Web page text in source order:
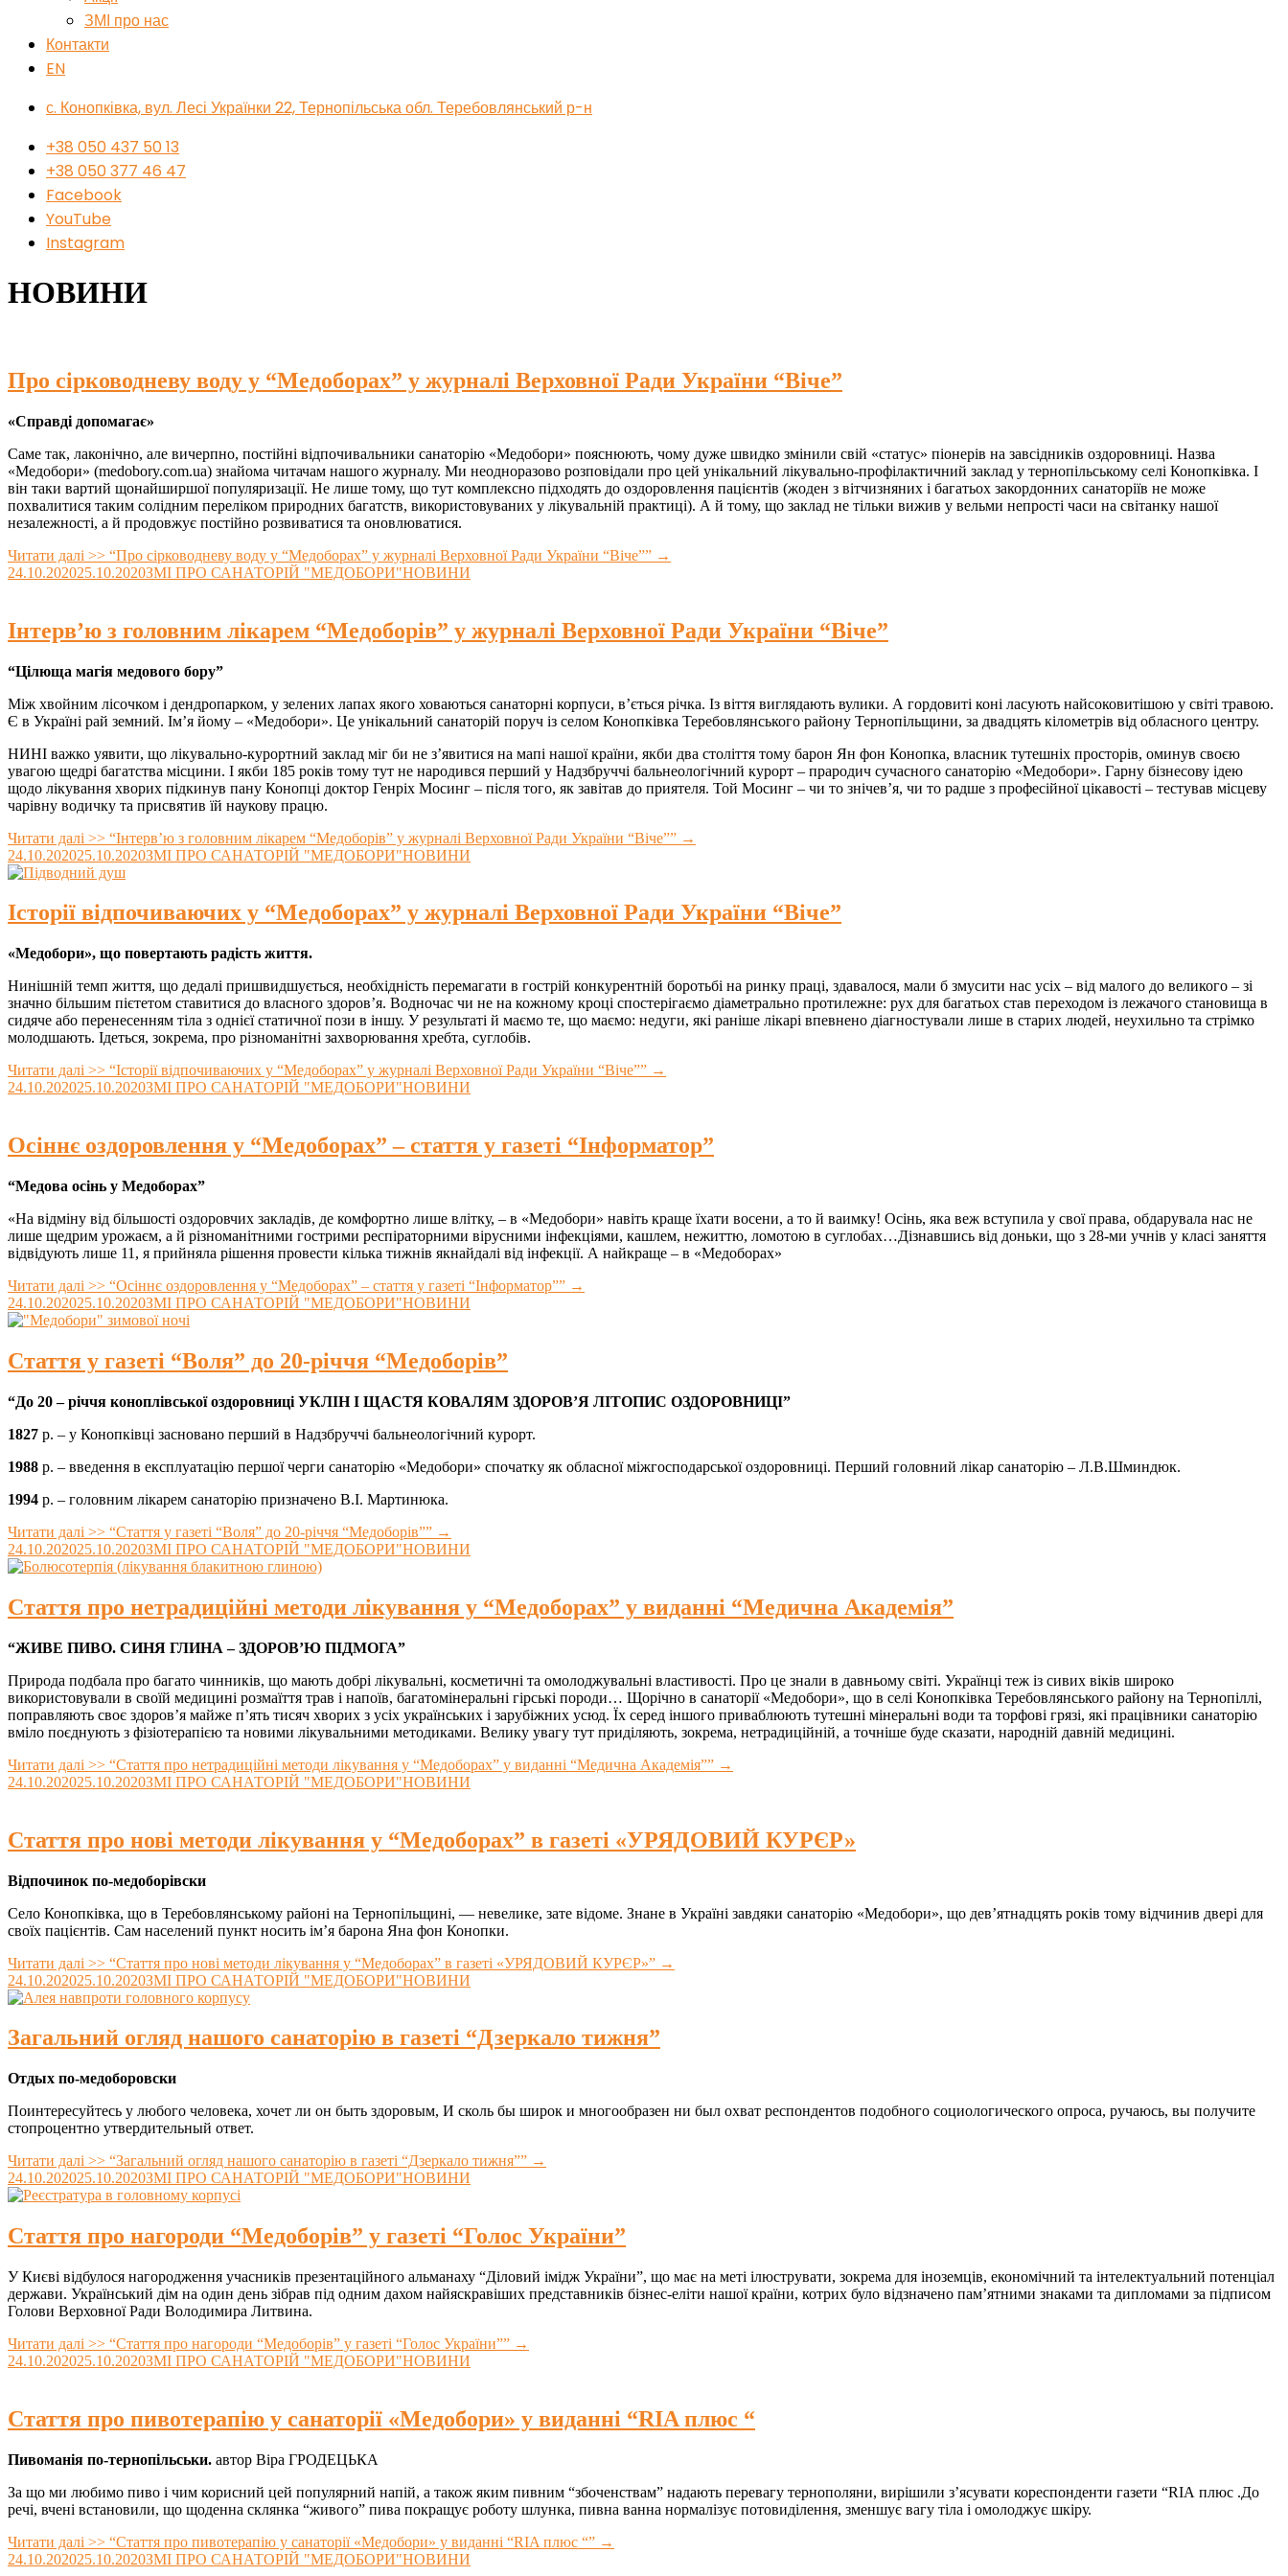
ЗМІ про нас
Контакти
EN
с. Конопківка, вул. Лесі Українки 22, Тернопільська обл. Теребовлянський р-н
+38 050 437 50 13
+38 050 377 46 47
Facebook
YouTube
Instagram
НОВИНИ
Про сірководневу воду у “Медоборах” у журналі Верховної Ради України “Віче”
«Справді допомагає»
Саме так, лаконічно, але вичерпно, постійні відпочивальники санаторію «Медобори» пояснюють, чому дуже швидко змінили свій «статус» піонерів на завсідників оздоровниці. Назва
«Медобори» (medobory.com.ua) знайома читачам нашого журналу. Ми неодноразово розповідали про цей унікальний лікувально-профілактичний заклад у тернопільському селі Конопківка. І
він таки вартий щонайширшої популяризації. Не лише тому, що тут комплексно підходять до оздоровлення пацієнтів (жоден з вітчизняних і багатьох закордонних санаторіїв не може
похвалитися таким солідним переліком природних багатств, використовуваних у лікувальній практиці). А й тому, що заклад не тільки вижив у вельми непрості часи на світанку нашої
незалежності, а й продовжує постійно розвиватися та оновлюватися.
Читати далі >> “Про сірководневу воду у “Медоборах” у журналі Верховної Ради України “Віче”” →
24.10.202025.10.2020ЗМІ ПРО САНАТОРІЙ "МЕДОБОРИ"НОВИНИ
Інтерв’ю з головним лікарем “Медоборів” у журналі Верховної Ради України “Віче”
“Цілюща магія медового бору”
Між хвойним лісочком і дендропарком, у зелених лапах якого ховаються санаторні корпуси, в’ється річка. Із віття виглядають вулики. А гордовиті коні ласують найсоковитішою у світі травою.
Є в Україні рай земний. Ім’я йому – «Медобори». Це унікальний санаторій поруч із селом Конопківка Теребовлянського району Тернопільщини, за двадцять кілометрів від обласного центру.
НИНІ важко уявити, що лікувально-курортний заклад міг би не з’явитися на мапі нашої країни, якби два століття тому барон Ян фон Конопка, власник тутешніх просторів, оминув своєю
увагою щедрі багатства місцини. І якби 185 років тому тут не народився перший у Надзбруччі бальнеологічний курорт – прародич сучасного санаторію «Медобори». Гарну бізнесову ідею
щодо лікування хворих підкинув пану Конопці доктор Генріх Мосинг – після того, як завітав до приятеля. Той Мосинг – чи то знічев’я, чи то радше з професійної цікавості – тестував місцеву
чарівну водичку та присвятив їй наукову працю.
Читати далі >> “Інтерв’ю з головним лікарем “Медоборів” у журналі Верховної Ради України “Віче”” →
24.10.202025.10.2020ЗМІ ПРО САНАТОРІЙ "МЕДОБОРИ"НОВИНИ
Історії відпочиваючих у “Медоборах” у журналі Верховної Ради України “Віче”
«Медобори», що повертають радість життя.
Нинішній темп життя, що дедалі пришвидшується, необхідність перемагати в гострій конкурентній боротьбі на ринку праці, здавалося, мали б змусити нас усіх – від малого до великого – зі
значно більшим пієтетом ставитися до власного здоров’я. Водночас чи не на кожному кроці спостерігаємо діаметрально протилежне: рух для багатьох став переходом із лежачого становища в
сидяче або перенесенням тіла з однієї статичної пози в іншу. У результаті й маємо те, що маємо: недуги, які раніше лікарі впевнено діагностували лише в старих людей, неухильно та стрімко
молодшають. Ідеться, зокрема, про різноманітні захворювання хребта, суглобів.
Читати далі >> “Історії відпочиваючих у “Медоборах” у журналі Верховної Ради України “Віче”” →
24.10.202025.10.2020ЗМІ ПРО САНАТОРІЙ "МЕДОБОРИ"НОВИНИ
Осіннє оздоровлення у “Медоборах” – стаття у газеті “Інформатор”
“Медова осінь у Медоборах”
«На відміну від більшості оздоровчих закладів, де комфортно лише влітку, – в «Медобори» навіть краще їхати восени, а то й ваимку! Осінь, яка веж вступила у свої права, обдарувала нас не
лише щедрим урожаєм, а й різноманітними гострими респіраторними вірусними інфекціями, кашлем, нежиттю, ломотою в суглобах…Дізнавшись від доньки, що з 28-ми учнів у класі заняття
відвідують лише 11, я прийняла рішення провести кілька тижнів якнайдалі від інфекції. А найкраще – в «Медоборах»
Читати далі >> “Осіннє оздоровлення у “Медоборах” – стаття у газеті “Інформатор”” →
24.10.202025.10.2020ЗМІ ПРО САНАТОРІЙ "МЕДОБОРИ"НОВИНИ
Стаття у газеті “Воля” до 20-річчя “Медоборів”
“До 20 – річчя коноплівської оздоровниці УКЛІН І ЩАСТЯ КОВАЛЯМ ЗДОРОВ’Я ЛІТОПИС ОЗДОРОВНИЦІ”
1827 р. – у Конопківці засновано перший в Надзбруччі бальнеологічний курорт.
1988 р. – введення в експлуатацію першої черги санаторію «Медобори» спочатку як обласної міжгосподарської оздоровниці. Перший головний лікар санаторію – Л.В.Шминдюк.
1994 р. – головним лікарем санаторію призначено В.І. Мартинюка.
Читати далі >> “Стаття у газеті “Воля” до 20-річчя “Медоборів”” →
24.10.202025.10.2020ЗМІ ПРО САНАТОРІЙ "МЕДОБОРИ"НОВИНИ
Стаття про нетрадиційні методи лікування у “Медоборах” у виданні “Медична Академія”
“ЖИВЕ ПИВО. СИНЯ ГЛИНА – ЗДОРОВ’Ю ПІДМОГА”
Природа подбала про багато чинників, що мають добрі лікувальні, косметичні та омолоджувальні властивості. Про це знали в давньому світі. Українці теж із сивих віків широко
використовували в своїй медицині розмаїття трав і напоїв, багатомінеральні гірські породи… Щорічно в санаторії «Медобори», що в селі Конопківка Теребовлянського району на Тернопіллі,
поправляють своє здоров’я майже п’ять тисяч хворих з усіх українських і зарубіжних усюд. Їх серед іншого приваблюють тутешні мінеральні води та торфові грязі, які працівники санаторію
вміло поєднують з фізіотерапією та новими лікувальними методиками. Велику увагу тут приділяють, зокрема, нетрадиційній, а точніше буде сказати, народній давній медицині.
Читати далі >> “Стаття про нетрадиційні методи лікування у “Медоборах” у виданні “Медична Академія”” →
24.10.202025.10.2020ЗМІ ПРО САНАТОРІЙ "МЕДОБОРИ"НОВИНИ
Стаття про нові методи лікування у “Медоборах” в газеті «УРЯДОВИЙ КУРЄР»
Відпочинок по-медоборівски
Село Конопківка, що в Теребовлянському районі на Тернопільщині, — невелике, зате відоме. Знане в Україні завдяки санаторію «Медобори», що дев’ятнадцять років тому відчинив двері для
своїх пацієнтів. Сам населений пункт носить ім’я барона Яна фон Конопки.
Читати далі >> “Стаття про нові методи лікування у “Медоборах” в газеті «УРЯДОВИЙ КУРЄР»” →
24.10.202025.10.2020ЗМІ ПРО САНАТОРІЙ "МЕДОБОРИ"НОВИНИ
Загальний огляд нашого санаторію в газеті “Дзеркало тижня”
Отдых по-медоборовски
Поинтересуйтесь у любого человека, хочет ли он быть здоровым, И сколь бы широк и многообразен ни был охват респондентов подобного социологического опроса, ручаюсь, вы получите
стопроцентно утвердительный ответ.
Читати далі >> “Загальний огляд нашого санаторію в газеті “Дзеркало тижня”” →
24.10.202025.10.2020ЗМІ ПРО САНАТОРІЙ "МЕДОБОРИ"НОВИНИ
Стаття про нагороди “Медоборів” у газеті “Голос України”
У Києві відбулося нагородження учасників презентаційного альманаху “Діловий імідж України”, що має на меті ілюструвати, зокрема для іноземців, економічний та інтелектуальний потенціал
держави. Український дім на один день зібрав під одним дахом найяскравіших представників бізнес-еліти нашої країни, котрих було відзначено пам’ятними знаками та дипломами за підписом
Голови Верховної Ради Володимира Литвина.
Читати далі >> “Стаття про нагороди “Медоборів” у газеті “Голос України”” →
24.10.202025.10.2020ЗМІ ПРО САНАТОРІЙ "МЕДОБОРИ"НОВИНИ
Стаття про пивотерапію у санаторії «Медобори» у виданні “RIA плюс “
Пивоманія по-тернопільськи. автор Віра ГРОДЕЦЬКА
За що ми любимо пиво і чим корисний цей популярний напій, а також яким пивним “збоченствам” надають перевагу тернополяни, вирішили з’ясувати кореспонденти газети “RІА плюс .До
речі, вчені встановили, що щоденна склянка “живого” пива покращує роботу шлунка, пивна ванна нормалізує потовиділення, зменшує вагу тіла і омолоджує шкіру.
Читати далі >> “Стаття про пивотерапію у санаторії «Медобори» у виданні “RIA плюс “” →
24.10.202025.10.2020ЗМІ ПРО САНАТОРІЙ "МЕДОБОРИ"НОВИНИ